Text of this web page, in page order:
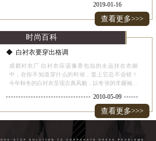
衬衫,现在就来对常见工装衬衫的面料进行简单分析
2019-01-16
查看更多>>>
时尚百科
白衬衣要穿出格调
成都衬衣厂 白衬衣应该像香包似的永远挂在衣橱
中，在你不知道穿什么的时候，套上它总不会错！
今年秋冬的白衬衣呈现古典风貌，以夸张的羊腿袖和
看见，高腰裹裙与古典风格的白衬衣组合，优雅世故
2010-05-09
查看更多>>>